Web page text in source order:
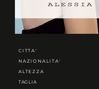
CITTA'
NAZIONALITA'
ALTEZZA
TAGLIA